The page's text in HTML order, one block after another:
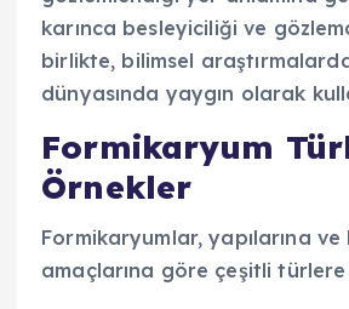
karınca besleyiciliği ve
birlikte, bilimsel
dünyasında yaygın olarak
Formikaryum
Örnekler
Formikaryumlar, yapılarına ve
amaçlarına göre çeşitli türlere